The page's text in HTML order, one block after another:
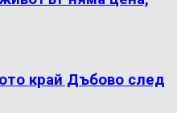
край Дъбово след